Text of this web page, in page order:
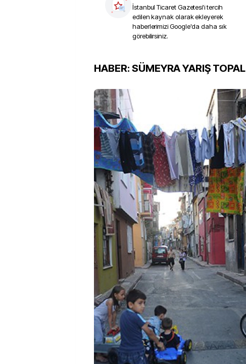
İstanbul Ticaret Gazetesi'i tercih
edilen kaynak olarak ekleyerek
haberlerimizi Google'da daha sık
görebilirsiniz.
HABER: SÜMEYRA YARIŞ TOPAL